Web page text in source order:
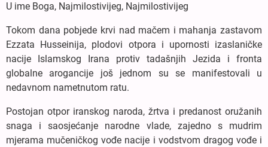
U ime Boga, Najmilostivijeg, Najmilostivijeg
Tokom dana pobjede krvi nad mačem i mahanja zastavom
Ezzata Husseinija, plodovi otpora i upornosti izaslaničke
nacije Islamskog Irana protiv tadašnjih Jezida i fronta
globalne arogancije još jednom su se manifestovali u
nedavnom nametnutom ratu.
Postojan otpor iranskog naroda, žrtva i predanost oružanih
snaga i saosjećanje narodne vlade, zajedno s mudrim
mjerama mučeničkog vođe nacije i vodstvom dragog vođe i